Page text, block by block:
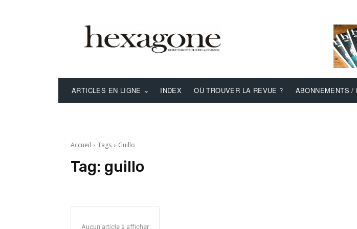
ARTICLES EN LIGNE INDEX OÙ TROUVER LA REVUE ? ABONNEMENTS /
Accueil Tags Guillo
Tag: guillo
Aucun article à afficher